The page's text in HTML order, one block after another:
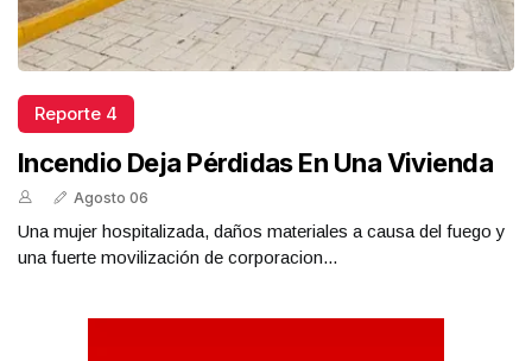
Reporte 4
Incendio Deja Pérdidas En Una Vivienda
Agosto 06
Una mujer hospitalizada, daños materiales a causa del fuego y
una fuerte movilización de corporacion...